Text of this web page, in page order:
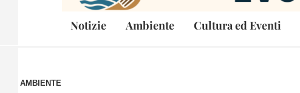
Notizie Ambiente Cultura ed Eventi
AMBIENTE